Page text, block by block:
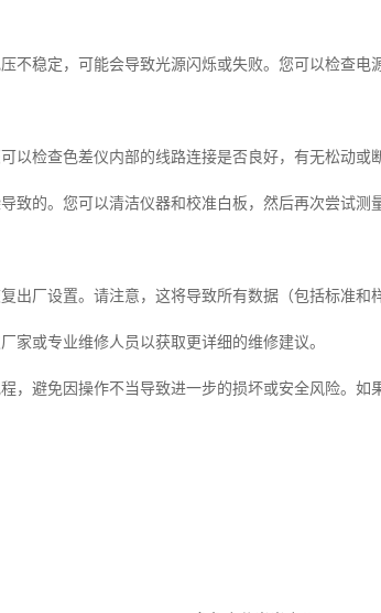
不稳定，可能会导致光源闪烁或失败。您可以检查电
检查色差仪内部的线路连接是否良好，有无松动或
致的。您可以清洁仪器和校准白板，然后再次尝试测
出厂设置。请注意，这将导致所有数据（包括标准和
家或专业维修人员以获取更详细的维修建议。
，避免因操作不当导致进一步的损坏或安全风险。如